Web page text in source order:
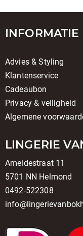
INFORMATIE
Advies & Styling
Klantenservice
Cadeaubon
Privacy & veiligheid
Algemene
LINGERIE
Ameidestraat 11
5701 NN Helmond
0492-522308